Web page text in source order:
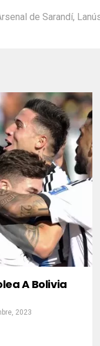
de Sarandí,
A Bolivia
2023